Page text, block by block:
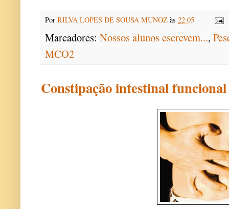
Por RILVA LOPES DE SOUSA MUNOZ às 22:05
Marcadores: Nossos alunos escrevem...,
MCO2
Constipação intestinal funcional